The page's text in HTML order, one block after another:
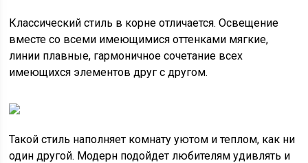
Классический стиль в корне отличается. Освещение
вместе со всеми имеющимися оттенками мягкие,
линии плавные, гармоничное сочетание всех
имеющихся элементов друг с другом.
Такой стиль наполняет комнату уютом и теплом, как ни
один другой. Модерн подойдет любителям удивлять и